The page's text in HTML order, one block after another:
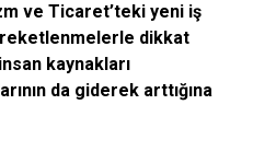
ve Ticaret’teki yeni iş
dikkat
kaynakları
da giderek arttığına